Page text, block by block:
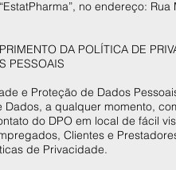
no endereço:
DA POLÍTICA DE
PESSOAIS
e Proteção de Dados
Dados, a qualquer momento,
do DPO em local de fácil
Clientes e
de Privacidade.